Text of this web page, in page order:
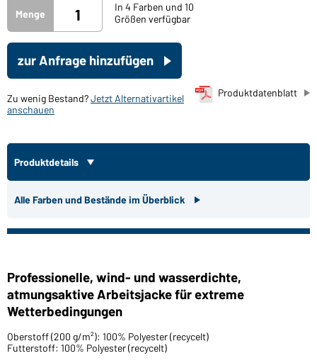
Menge
In 4 Farben und 10
Größen verfügbar
zur Anfrage hinzufügen
Produktdatenblatt
Zu wenig Bestand?Jetzt Alternativartikel
anschauen
Produktdetails
Alle Farben und Bestände im Überblick
Professionelle, wind- und wasserdichte,
atmungsaktive Arbeitsjacke für extreme
Wetterbedingungen
Oberstoff (200 g/m²): 100% Polyester (recycelt)
Futterstoff: 100% Polyester (recycelt)